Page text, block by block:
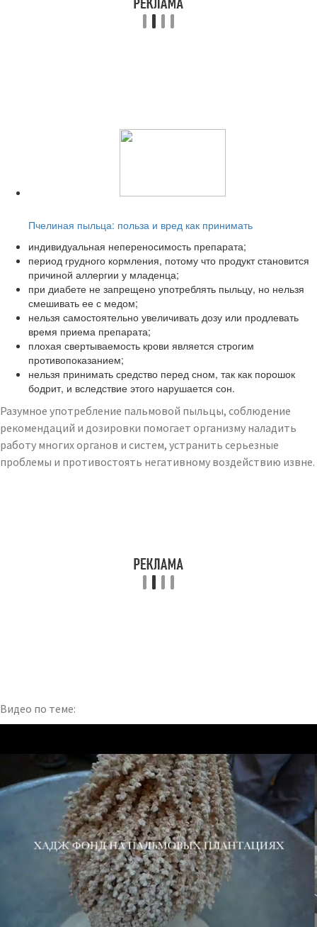
Пчелиная пыльца: польза и вред как принимать
индивидуальная непереносимость препарата;
период грудного кормления, потому что продукт становится
причиной аллергии у младенца;
при диабете не запрещено употреблять пыльцу, но нельзя
смешивать ее с медом;
нельзя самостоятельно увеличивать дозу или продлевать
время приема препарата;
плохая свертываемость крови является строгим
противопоказанием;
нельзя принимать средство перед сном, так как порошок
бодрит, и вследствие этого нарушается сон.
Разумное употребление пальмовой пыльцы, соблюдение
рекомендаций и дозировки помогает организму наладить
работу многих органов и систем, устранить серьезные
проблемы и противостоять негативному воздействию извне.
Видео по теме: